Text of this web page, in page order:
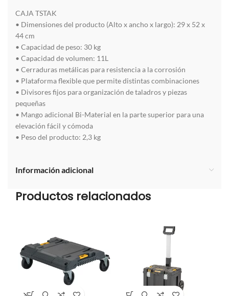
CAJA TSTAK
• Dimensiones del producto (Alto x ancho x largo): 29 x 52 x
44 cm
• Capacidad de peso: 30 kg
• Capacidad de volumen: 11L
• Cerraduras metálicas para resistencia a la corrosión
• Plataforma flexible que permite distintas combinaciones
• Divisores fijos para organización de taladros y piezas
pequeñas
• Mango adicional Bi-Material en la parte superior para una
elevación fácil y cómoda
• Peso del producto: 2,3 kg
Información adicional
Productos relacionados